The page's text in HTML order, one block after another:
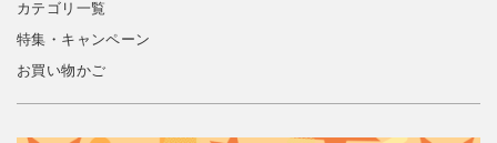
カテゴリ一覧
特集・キャンペーン
お買い物かご